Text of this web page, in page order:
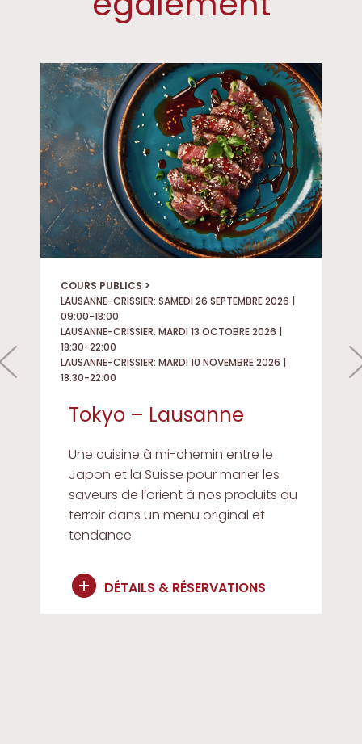
COURS PUBLICS >
LAUSANNE-CRISSIER: SAMEDI 26 SEPTEMBRE 2026 |
09:00-13:00
LAUSANNE-CRISSIER: MARDI 13 OCTOBRE 2026 |
18:30-22:00
LAUSANNE-CRISSIER: MARDI 10 NOVEMBRE 2026 |
18:30-22:00
Tokyo – Lausanne
Une cuisine à mi-chemin entre le
Japon et la Suisse pour marier les
saveurs de l’orient à nos produits du
terroir dans un menu original et
tendance.
DÉTAILS & RÉSERVATIONS